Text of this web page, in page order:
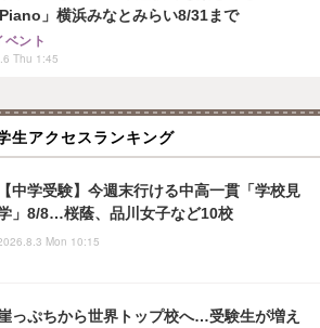
」横浜みなとみらい8/31まで
ベント
Thu 1:45
生アクセスランキング
【中学受験】今週末行ける中高一貫「学校見
」8/8…桜蔭、品川女子など10校
Mon 10:15
崖っぷちから世界トップ校へ…受験生が増え